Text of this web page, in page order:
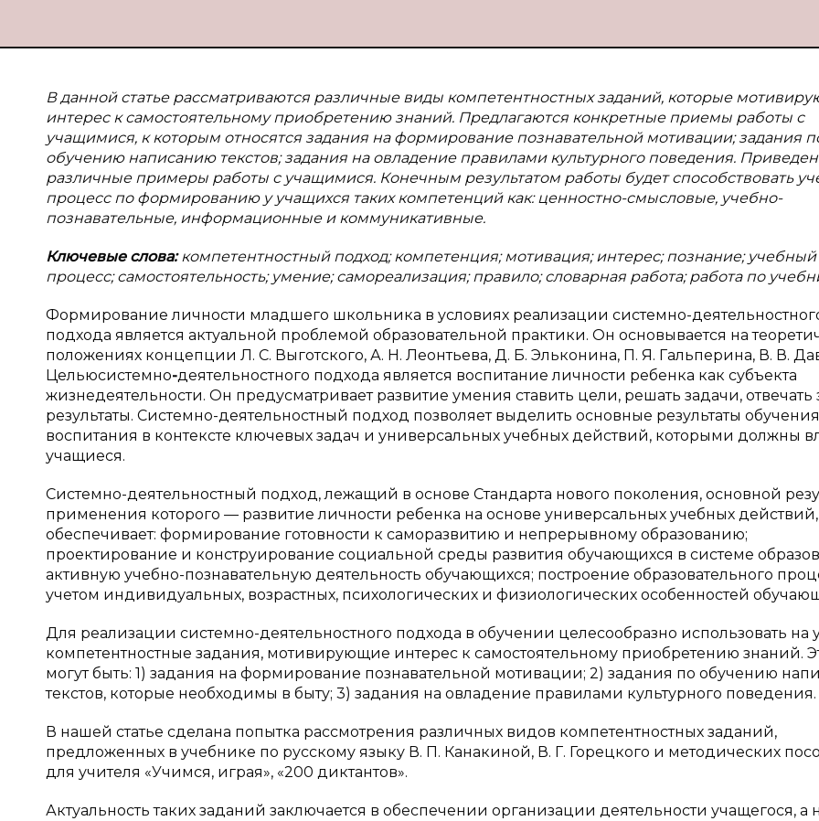
В данной статье рассматриваются различные виды компетентностных заданий, которые
интерес к самостоятельному приобретению знаний. Предлагаются конкретные приемы работы с
учащимися, к которым относятся задания на формирование познавательной мотивации; задания
обучению написанию текстов; задания на овладение правилами культурного поведения.
различные примеры работы с учащимися. Конечным результатом работы будет способствовать
процесс по формированию у учащихся таких компетенций как: ценностно-смысловые, учебно-
познавательные, информационные и коммуникативные.
Ключевые слова:компетентностный подход; компетенция; мотивация; интерес; познание; учебный
процесс; самостоятельность; умение; самореализация; правило; словарная работа; работа по
Формирование личности младшего школьника в условиях реализации системно-
подхода является актуальной проблемой образовательной практики. Он основывается на
положениях концепции Л. С. Выготского, А. Н. Леонтьева, Д. Б. Эльконина, П. Я. Гальперина, В. В.
Цельюсистемно-деятельностного подхода является воспитание личности ребенка как субъекта
жизнедеятельности. Он предусматривает развитие умения ставить цели, решать задачи, отвечать
результаты. Системно-деятельностный подход позволяет выделить основные результаты
воспитания в контексте ключевых задач и универсальных учебных действий, которыми должны
учащиеся.
Системно-деятельностный подход, лежащий в основе Стандарта нового поколения, основной
применения которого — развитие личности ребенка на основе универсальных учебных действий,
обеспечивает: формирование готовности к саморазвитию и непрерывному образованию;
проектирование и конструирование социальной среды развития обучающихся в системе
активную учебно-познавательную деятельность обучающихся; построение образовательного
учетом индивидуальных, возрастных, психологических и физиологических особенностей
Для реализации системно-деятельностного подхода в обучении целесообразно использовать на
компетентностные задания, мотивирующие интерес к самостоятельному приобретению знаний.
могут быть: 1) задания на формирование познавательной мотивации; 2) задания по обучению
текстов, которые необходимы в быту; 3) задания на овладение правилами культурного поведения.
В нашей статье сделана попытка рассмотрения различных видов компетентностных заданий,
предложенных в учебнике по русскому языку В. П. Канакиной, В. Г. Горецкого и методических
для учителя «Учимся, играя», «200 диктантов».
Актуальность таких заданий заключается в обеспечении организации деятельности учащегося, а